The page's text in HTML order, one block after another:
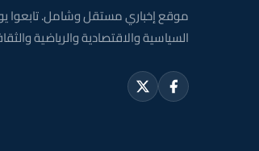
موقع إخباري مستقل وشامل. تابعوا
السياسية والاقتصادية والرياضية